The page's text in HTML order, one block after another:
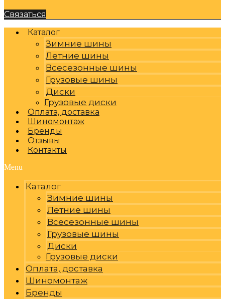
Связаться
Каталог
Зимние шины
Летние шины
Всесезонные шины
Грузовые шины
Диски
Грузовые диски
Оплата, доставка
Шиномонтаж
Бренды
Отзывы
Контакты
Menu
Каталог
Зимние шины
Летние шины
Всесезонные шины
Грузовые шины
Диски
Грузовые диски
Оплата, доставка
Шиномонтаж
Бренды